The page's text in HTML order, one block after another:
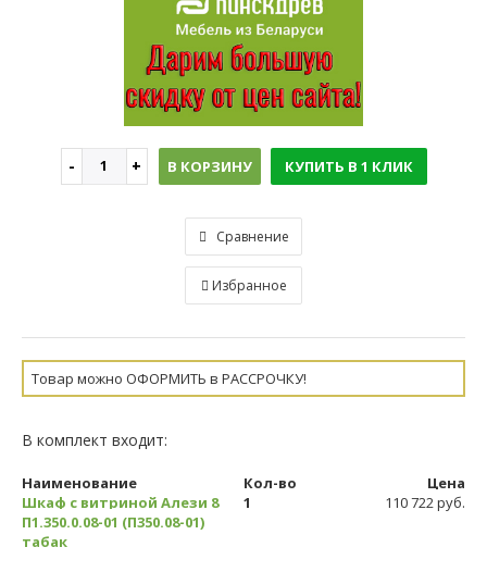
В КОРЗИНУ КУПИТЬ В 1 КЛИК
Сравнение
Избранное
Товар можно ОФОРМИТЬ в РАССРОЧКУ!
В комплект входит:
Наименование Кол-во
Цена
Шкаф с витриной Алези 8
П1.350.0.08-01 (П350.08-01)
табак
1 110 722 руб.